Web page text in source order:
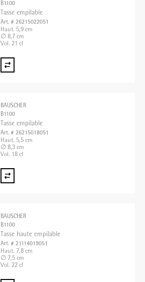
B1100
Tasse empilable
Art. # 26215022051
Haut. 5,9 cm
∅ 8,7 cm
Vol. 21 cl
BAUSCHER
B1100
Tasse empilable
Art. # 26215018051
Haut. 5,5 cm
∅ 8,3 cm
Vol. 18 cl
BAUSCHER
B1100
Tasse haute empilable
Art. # 21114019051
Haut. 7,8 cm
∅ 7,5 cm
Vol. 22 cl